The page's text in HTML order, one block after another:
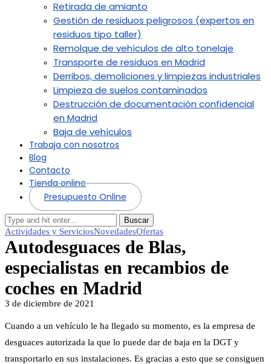
Retirada de amianto
Gestión de residuos peligrosos (expertos en
residuos tipo taller)
Remolque de vehículos de alto tonelaje
Transporte de residuos en Madrid
Derribos, demoliciones y limpiezas industriales
Limpieza de suelos contaminados
Destrucción de documentación confidencial
en Madrid
Baja de vehículos
Trabaja con nosotros
Blog
Contacto
Tienda online
Presupuesto Online
Buscar
Actividades y ServiciosNovedadesOfertas
Autodesguaces de Blas,
especialistas en recambios de
coches en Madrid
3 de diciembre de 2021
Cuando a un vehículo le ha llegado su momento, es la empresa de
desguaces autorizada la que lo puede dar de baja en la DGT y
transportarlo en sus instalaciones. Es gracias a esto que se consiguen